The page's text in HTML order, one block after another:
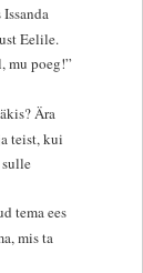
Eelile.
mu poeg!”
Ära
teist, kui
tema ees
mis ta